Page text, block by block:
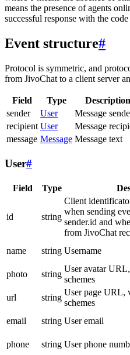
means the presence of agents
successful response with the code
Event structure#
Protocol is symmetric, and
from JivoChat to a client server
Field Type
Description
sender
User
Message
recipient User
Message
message Message Message text
User#
Field Type
id string
Client
when sending
sender.id and
from JivoChat
name string Username
photo
string
User avatar
schemes
url
string
User page URL,
schemes
email
string User email
phone
string User phone